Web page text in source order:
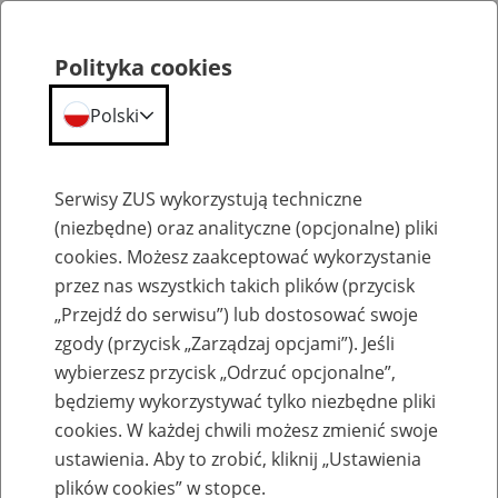
Szkolenia
Zaproś ZUS do siebie: Aktywni 50+
Polityka cookies
Polski
Serwisy ZUS wykorzystują techniczne
(niezbędne) oraz analityczne (opcjonalne) pliki
cookies. Możesz zaakceptować wykorzystanie
przez nas wszystkich takich plików (przycisk
„Przejdź do serwisu”) lub dostosować swoje
zgody (przycisk „Zarządzaj opcjami”). Jeśli
wybierzesz przycisk „Odrzuć opcjonalne”,
będziemy wykorzystywać tylko niezbędne pliki
cookies. W każdej chwili możesz zmienić swoje
ustawienia. Aby to zrobić, kliknij „Ustawienia
plików cookies” w stopce.